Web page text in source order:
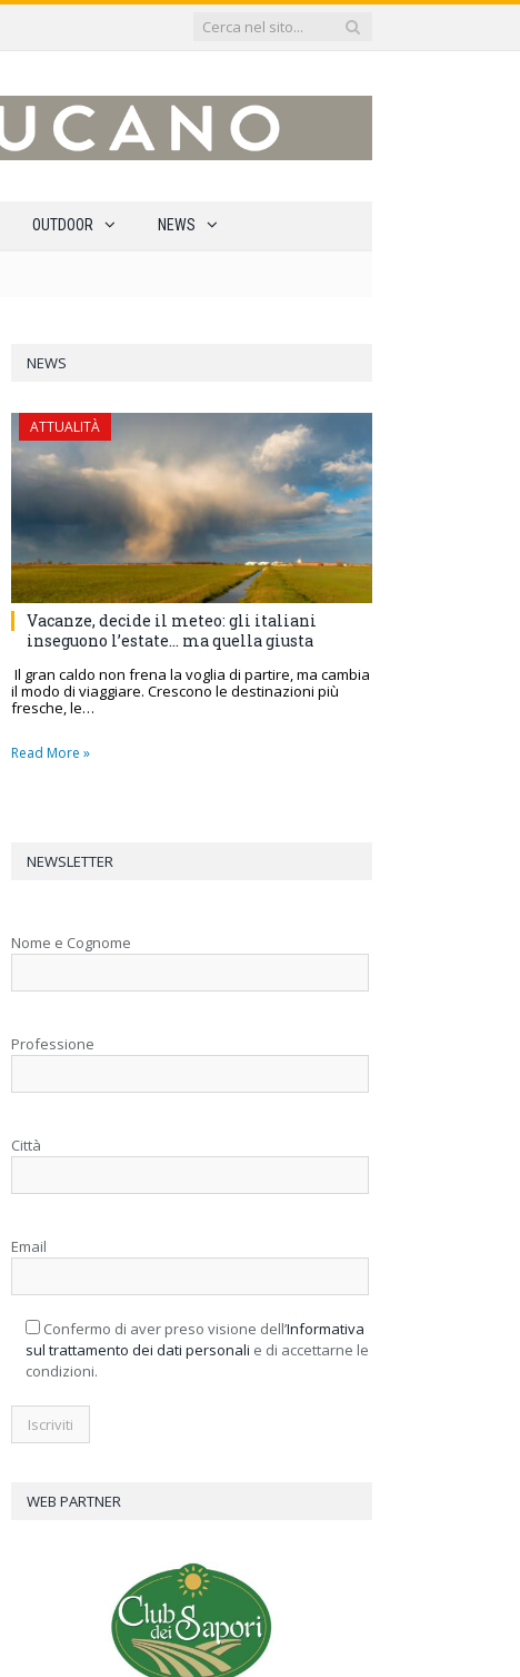
OUTDOOR NEWS
NEWS
ATTUALITÀ
Vacanze, decide il meteo: gli italiani
inseguono l’estate… ma quella giusta
Il gran caldo non frena la voglia di partire, ma cambia
il modo di viaggiare. Crescono le destinazioni più
fresche, le…
Read More »
NEWSLETTER
Nome e Cognome
Professione
Città
Email
Confermo di aver preso visione dell’Informativa
sul trattamento dei dati personali e di accettarne le
condizioni.
WEB PARTNER